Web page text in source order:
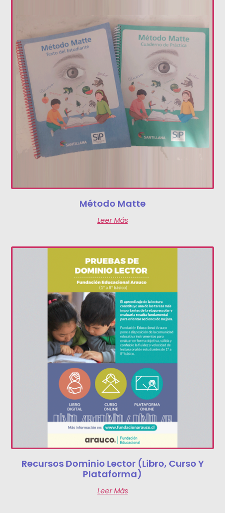
Método Matte
Leer Más
Recursos Dominio Lector (libro, Curso Y
Plataforma)
Leer Más